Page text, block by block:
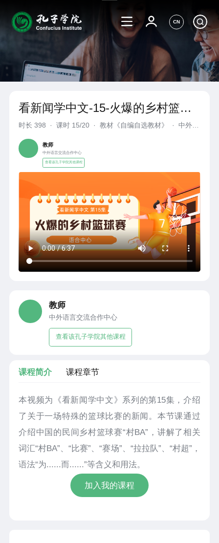
CN
看新闻学中文-15-火爆的乡村篮球
赛
时长398 · 课时 15/20 · 教材《自编自选教材》 ·
中外语
教师
中外语言交流合作中心
查看该孔子学院其他课程
教师
中外语言交流合作中心
查看该孔子学院其他课程
课程简介 课程章节
本视频为《看新闻学中文》系列的第15集，介绍
了关于一场特殊的篮球比赛的新闻。本节课通过
介绍中国的民间乡村篮球赛“村BA”，讲解了相关
词汇“村BA”、“比赛”、“赛场”、“拉拉队”、“村超”，
语法“为......而......”等含义和用法。
加入我的课程